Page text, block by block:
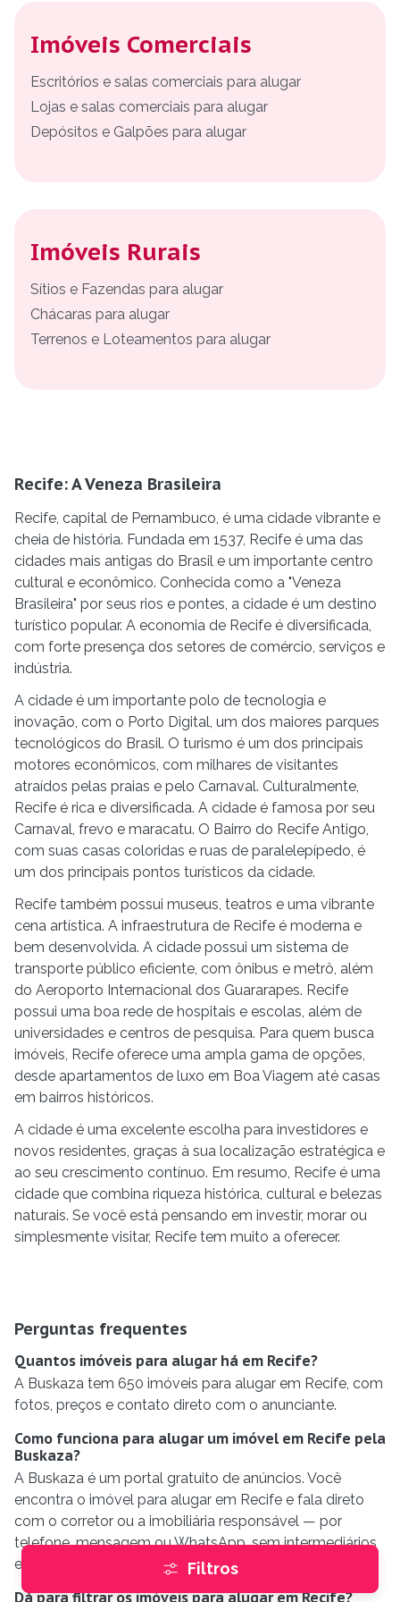
Filtros
Imóveis Comerciais
Escritórios e salas comerciais para alugar
Lojas e salas comerciais para alugar
Depósitos e Galpões para alugar
Imóveis Rurais
Sítios e Fazendas para alugar
Chácaras para alugar
Terrenos e Loteamentos para alugar
Recife: A Veneza Brasileira
Recife, capital de Pernambuco, é uma cidade vibrante e
cheia de história. Fundada em 1537, Recife é uma das
cidades mais antigas do Brasil e um importante centro
cultural e econômico. Conhecida como a "Veneza
Brasileira" por seus rios e pontes, a cidade é um destino
turístico popular. A economia de Recife é diversificada,
com forte presença dos setores de comércio, serviços e
indústria.
A cidade é um importante polo de tecnologia e
inovação, com o Porto Digital, um dos maiores parques
tecnológicos do Brasil. O turismo é um dos principais
motores econômicos, com milhares de visitantes
atraídos pelas praias e pelo Carnaval. Culturalmente,
Recife é rica e diversificada. A cidade é famosa por seu
Carnaval, frevo e maracatu. O Bairro do Recife Antigo,
com suas casas coloridas e ruas de paralelepípedo, é
um dos principais pontos turísticos da cidade.
Recife também possui museus, teatros e uma vibrante
cena artística. A infraestrutura de Recife é moderna e
bem desenvolvida. A cidade possui um sistema de
transporte público eficiente, com ônibus e metrô, além
do Aeroporto Internacional dos Guararapes. Recife
possui uma boa rede de hospitais e escolas, além de
universidades e centros de pesquisa. Para quem busca
imóveis, Recife oferece uma ampla gama de opções,
desde apartamentos de luxo em Boa Viagem até casas
em bairros históricos.
A cidade é uma excelente escolha para investidores e
novos residentes, graças à sua localização estratégica e
ao seu crescimento contínuo. Em resumo, Recife é uma
cidade que combina riqueza histórica, cultural e belezas
naturais. Se você está pensando em investir, morar ou
simplesmente visitar, Recife tem muito a oferecer.
Perguntas frequentes
Quantos imóveis para alugar há em Recife?
A Buskaza tem 650 imóveis para alugar em Recife, com
fotos, preços e contato direto com o anunciante.
Como funciona para alugar um imóvel em Recife pela
Buskaza?
A Buskaza é um portal gratuito de anúncios. Você
encontra o imóvel para alugar em Recife e fala direto
com o corretor ou a imobiliária responsável — por
telefone, mensagem ou WhatsApp, sem intermediários
e sem taxa para quem busca.
Dá para filtrar os imóveis para alugar em Recife?